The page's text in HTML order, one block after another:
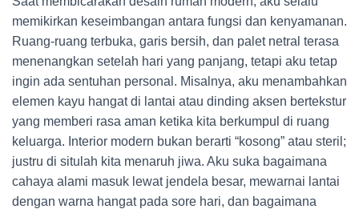
memikirkan keseimbangan antara fungsi dan kenyamanan.
Ruang-ruang terbuka, garis bersih, dan palet netral terasa
menenangkan setelah hari yang panjang, tetapi aku tetap
ingin ada sentuhan personal. Misalnya, aku menambahkan
elemen kayu hangat di lantai atau dinding aksen bertekstur
yang memberi rasa aman ketika kita berkumpul di ruang
keluarga. Interior modern bukan berarti “kosong” atau steril;
justru di situlah kita menaruh jiwa. Aku suka bagaimana
cahaya alami masuk lewat jendela besar, mewarnai lantai
dengan warna hangat pada sore hari, dan bagaimana